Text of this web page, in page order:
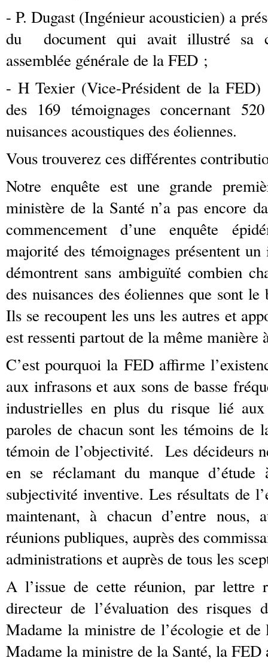
- P. Dugast (Ingénieur acousticien) a
du document qui avait illustré sa
assemblée générale de la FED ;
- H Texier (Vice-Président de la FED)
des 169 témoignages concernant
nuisances acoustiques des éoliennes.
Vous trouverez ces différentes
Notre enquête est une grande
ministère de la Santé n’a pas encore
commencement d’une enquête
majorité des témoignages présentent
démontrent sans ambiguïté combien
des nuisances des éoliennes que sont
Ils se recoupent les uns les autres et
est ressenti partout de la même manière
C’est pourquoi la FED affirme
aux infrasons et aux sons de basse
industrielles en plus du risque lié aux
paroles de chacun sont les témoins de
témoin de l’objectivité. Les décideurs
en se réclamant du manque
subjectivité inventive. Les résultats de
maintenant, à chacun d’entre nous,
réunions publiques, auprès des
administrations et auprès de tous les
A l’issue de cette réunion, par lettre
directeur de l’évaluation des risques
Madame la ministre de l’écologie et de
Madame la ministre de la Santé, la FED